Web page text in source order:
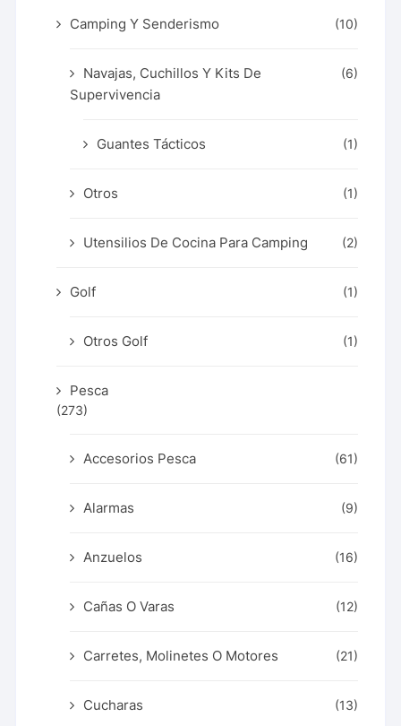
Camping Y Senderismo (10)
Navajas, Cuchillos Y Kits De
Supervivencia
(6)
Guantes Tácticos (1)
Otros (1)
Utensilios De Cocina Para Camping (2)
Golf (1)
Otros Golf (1)
Pesca
(273)
Accesorios Pesca (61)
Alarmas (9)
Anzuelos (16)
Cañas O Varas (12)
Carretes, Molinetes O Motores (21)
Cucharas (13)